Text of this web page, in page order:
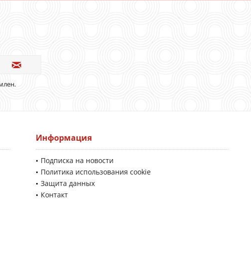
Информация
Подписка на новости
Политика использования cookie
Защита данных
Контакт